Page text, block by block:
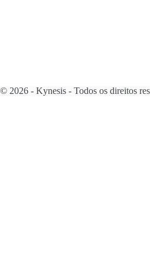
© 2026 - Kynesis - Todos os direitos